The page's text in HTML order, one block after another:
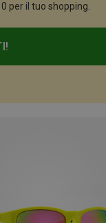
per il tuo shopping.